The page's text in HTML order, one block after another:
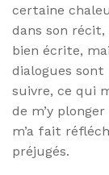
certaine
dans son récit,
bien écrite,
dialogues
suivre, ce qui
de m’y
m’a fait
préjugés.